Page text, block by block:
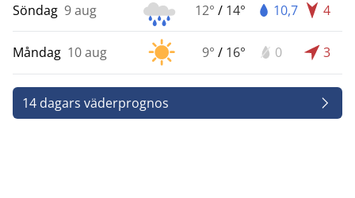
Söndag 9 aug 12° / 14° 10,7 4
Måndag 10 aug 9° / 16° 0 3
14 dagars väderprognos